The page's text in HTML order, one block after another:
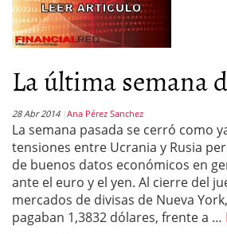
La última semana
28 Abr 2014 Ana Pérez Sanchez
La semana pasada se cerró como
tensiones entre Ucrania y Rusia
de buenos datos económicos en
ante el euro y el yen. Al cierre del
mercados de divisas de Nueva
pagaban 1,3832 dólares, frente a …